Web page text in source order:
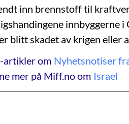
inn brennstoff til
innbyggerne i
blitt skadet av krigen eller
artikler om Nyhetsnotiser
mer på Miff.no om Israel